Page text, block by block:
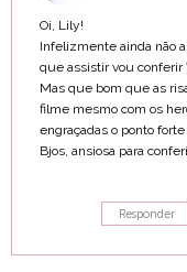
Oi, Lily!
Infelizmente ainda não
que assistir vou conferir
Mas que bom que as
filme mesmo com os
engraçadas o ponto
Bjos, ansiosa para
Responder